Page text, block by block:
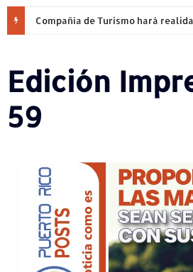
Edición
59